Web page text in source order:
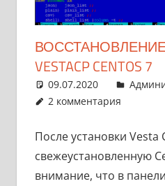
ВОССТАНОВЛЕНИЕ
VESTACP CENTOS 7
09.07.2020 pike777
2 комментария
После установки Vesta
свежеустановленную
внимание, что в